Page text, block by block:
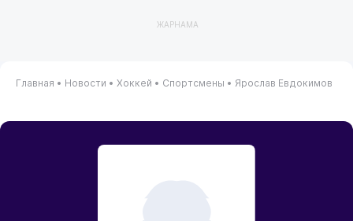
ЖАРНАМА
Главная • Новости • Хоккей • Спортсмены • Ярослав Евдокимов